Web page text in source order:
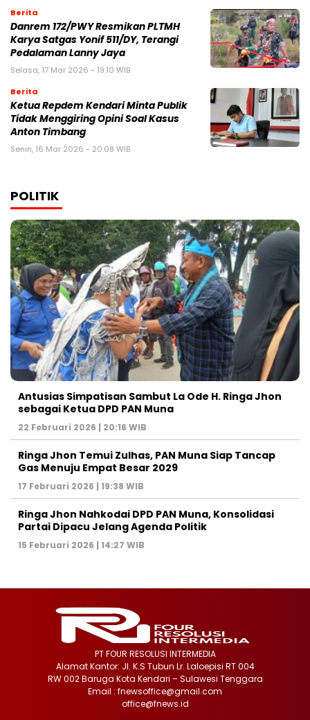
Berita
Danrem 172/PWY Resmikan PLTMH
Karya Satgas Yonif 511/DY, Terangi
Pedalaman Lanny Jaya
Selasa, 17 Mar 2026 - 19:10 WIB
Berita
Ketua Repdem Kendari Minta Publik
Tidak Menggiring Opini Soal Kasus
Anton Timbang
Senin, 16 Mar 2026 - 20:08 WIB
POLITIK
Antusias Simpatisan Sambut La Ode H. Ringa Jhon
sebagai Ketua DPD PAN Muna
22 Februari 2026 | 20:16 WIB
Ringa Jhon Temui Zulhas, PAN Muna Siap Tancap
Gas Menuju Empat Besar 2029
17 Februari 2026 | 19:38 WIB
Ringa Jhon Nahkodai DPD PAN Muna, Konsolidasi
Partai Dipacu Jelang Agenda Politik
15 Februari 2026 | 14:27 WIB
PT FOUR RESOLUSI INTERMEDIA
Alamat Kantor: Jl. K.S Tubun Lr. Laloepisi RT 004
RW 002 Baruga Kota Kendari – Sulawesi Tenggara
Email : fnewsoffice@gmail.com
office@fnews.id